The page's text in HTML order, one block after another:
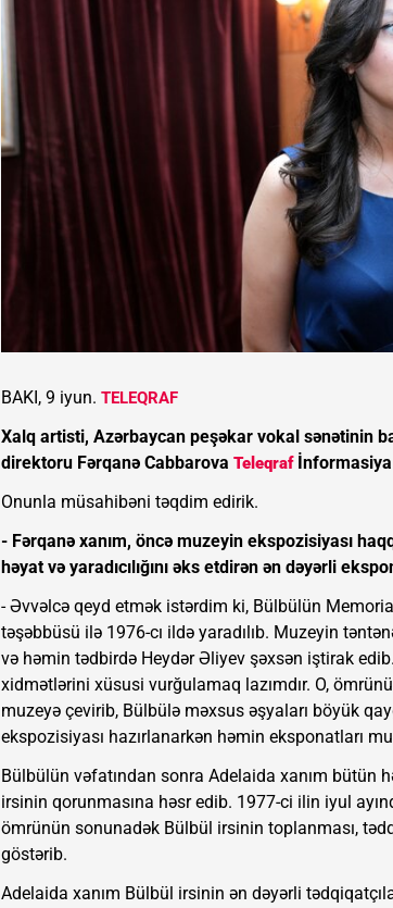
BAKI, 9 iyun. TELEQRAF
Xalq artisti, Azərbaycan peşəkar vokal sənətinin
direktoru Fərqanə Cabbarova Teleqrafİnformasiya
Onunla müsahibəni təqdim edirik.
- Fərqanə xanım, öncə muzeyin ekspozisiyası
həyat və yaradıcılığını əks etdirən ən dəyərli
- Əvvəlcə qeyd etmək istərdim ki, Bülbülün
təşəbbüsü ilə 1976-cı ildə yaradılıb. Muzeyin
və həmin tədbirdə Heydər Əliyev şəxsən iştirak
xidmətlərini xüsusi vurğulamaq lazımdır. O,
muzeyə çevirib, Bülbülə məxsus əşyaları böyük
ekspozisiyası hazırlanarkən həmin eksponatları
Bülbülün vəfatından sonra Adelaida xanım bütün
irsinin qorunmasına həsr edib. 1977-ci ilin iyul
ömrünün sonunadək Bülbül irsinin toplanması,
göstərib.
Adelaida xanım Bülbül irsinin ən dəyərli